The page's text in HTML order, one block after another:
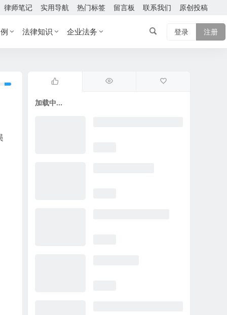
律师笔记 实用导航 热门标签 留言板 联系我们 原创投稿
法律知识 企业法务 登录 注册
加载中...